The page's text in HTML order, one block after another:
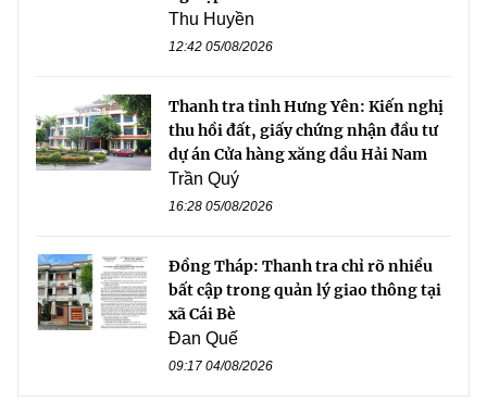
Thu Huyền
12:42 05/08/2026
Thanh tra tỉnh Hưng Yên: Kiến nghị
thu hồi đất, giấy chứng nhận đầu tư
dự án Cửa hàng xăng dầu Hải Nam
Trần Quý
16:28 05/08/2026
Đồng Tháp: Thanh tra chỉ rõ nhiều
bất cập trong quản lý giao thông tại
xã Cái Bè
Đan Quế
09:17 04/08/2026